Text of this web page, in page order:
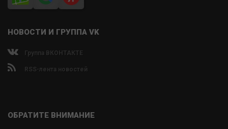
НОВОСТИ И ГРУППА VK
Группа ВКОНТАКТЕ
RSS-лента новостей
ОБРАТИТЕ ВНИМАНИЕ